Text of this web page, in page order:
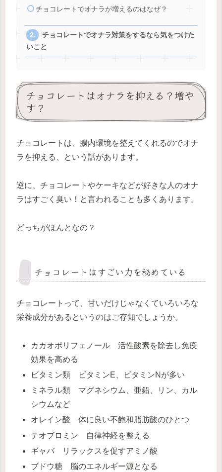
チョコレートでオナラが増えるのはなぜ？
チョコレートでオナラ対策をするなら気をつけた
いこと
チョコレートはオナラを抑える？増や
す？
チョコレートは、腸内環境を整えてくれるのでオナ
ラを抑える、という話があります。
逆に、チョコレートやケーキなどが好きな人のオナ
ラはすごく臭い！と言われることも多くあります。
どっちがほんとなの？
チョコレートはすごい力を秘めている
チョコレートって、甘いだけじゃなくていろいろな
栄養成分があるというのはご存知でしょうか。
カカオポリフェノール 活性酸素を除去し免疫
効果を高める
ビタミン類 ビタミンE、ビタミンNが多い
ミネラル類 マグネシウム、亜鉛、リン、カル
シウムなど
オレイン酸 体に良い不飽和脂肪酸のひとつ
テオブロミン 自律神経を整える
ギャバ リラックスを促すアミノ酸
ブドウ糖 脳のエネルギー源となる